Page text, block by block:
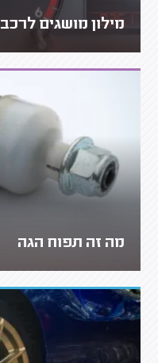
מילון מושגים לרכב
מה זה תפוח הגה